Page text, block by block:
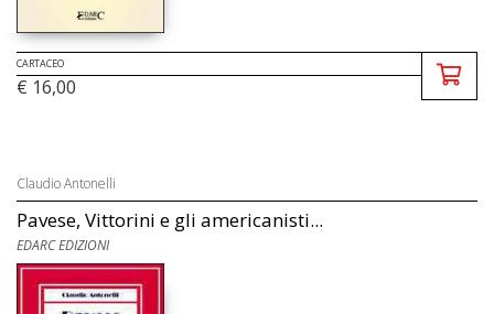
CARTACEO
€ 16,00
Claudio Antonelli
Pavese, Vittorini e gli americanisti...
EDARC EDIZIONI